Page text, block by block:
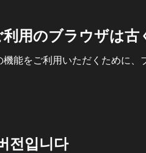
用のブラウザは
能をご利用いただくために、
전입니다